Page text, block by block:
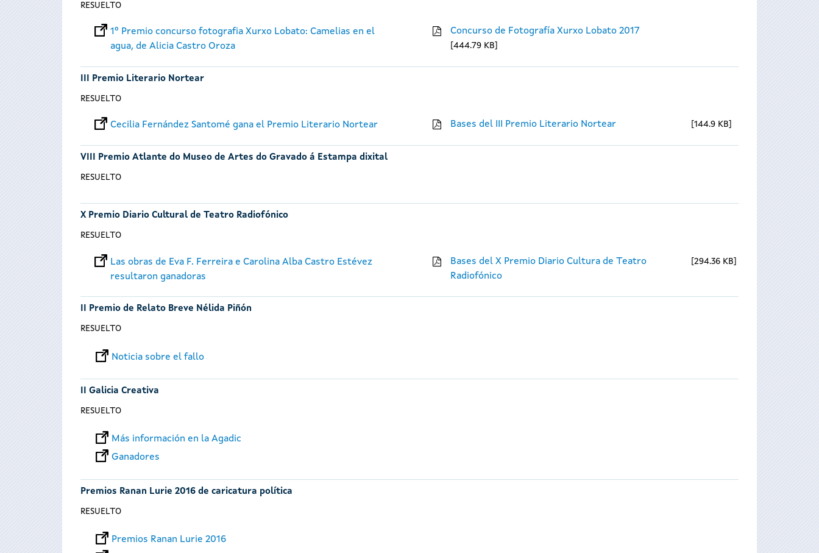
RESUELTO
1º Premio concurso fotografia Xurxo Lobato: Camelias en el
agua, de Alicia Castro Oroza
Concurso de Fotografía Xurxo Lobato 2017
444.79 KB
III Premio Literario Nortear
RESUELTO
Cecilia Fernández Santomé gana el Premio Literario Nortear Bases del III Premio Literario Nortear 144.9 KB
VIII Premio Atlante do Museo de Artes do Gravado á Estampa dixital
RESUELTO
X Premio Diario Cultural de Teatro Radiofónico
RESUELTO
Las obras de Eva F. Ferreira e Carolina Alba Castro Estévez
resultaron ganadoras
Bases del X Premio Diario Cultura de Teatro
Radiofónico
294.36 KB
II Premio de Relato Breve Nélida Piñón
RESUELTO
Noticia sobre el fallo
II Galicia Creativa
RESUELTO
Más información en la Agadic
Ganadores
Premios Ranan Lurie 2016 de caricatura política
RESUELTO
Premios Ranan Lurie 2016